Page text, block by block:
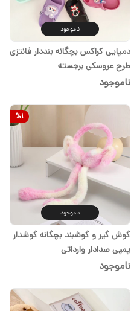
ناموجود
دمپایی کراکس بچگانه بنددار فانتزی
طرح عروسکی برجسته
ناموجود
%1
ناموجود
گوش گیر و گوشبند بچگانه گوشدار
پمپی صدادار وارداتی
ناموجود